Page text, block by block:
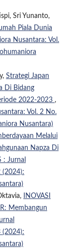
Sri Yunanto,
Piala Dunia
Nusantara: Vol.
Strategi Japan
Di Bidang
2022-2023 ,
Vol. 2 No.
Nusantara)
Melalui
Napza Di
: Jurnal
(2024):
INOVASI
Membangun
(2024):